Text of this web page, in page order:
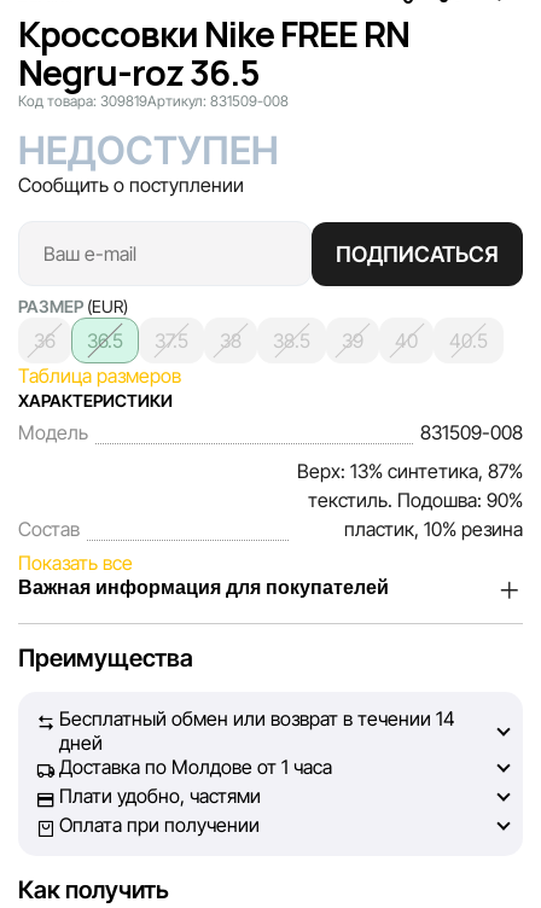
Кроссовки Nike FREE RN
Negru-roz 36.5
Код товара: 309819Артикул: 831509-008
НЕДОСТУПЕН
Сообщить о поступлении
ПОДПИСАТЬСЯ
РАЗМЕР (EUR)
36 36.5 37.5 38 38.5 39 40
40.5
Таблица размеров
ХАРАКТЕРИСТИКИ
Модель 831509-008
Состав
Верх: 13% синтетика, 87%
текстиль. Подошва: 90%
пластик, 10% резина
Показать все
Важная информация для покупателей
наших покупателей. Каждый день мы работаем над тем,
на сайте, была максимально полной, объективной и
актуальной. Наша цель — обеспечить вас достоверной
информацией, чтобы вы смогли принять лучшее
решение о покупке.
не может гарантировать абсолютную точность всех
Преимущества
Бесплатный обмен или возврат в течении 14
дней
Доставка по Молдове от 1 часа
Плати удобно, частями
Оплата при получении
Как получить